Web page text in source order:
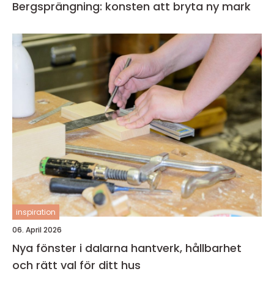
Bergsprängning: konsten att bryta ny mark
inspiration
06. April 2026
Nya fönster i dalarna hantverk, hållbarhet
och rätt val för ditt hus